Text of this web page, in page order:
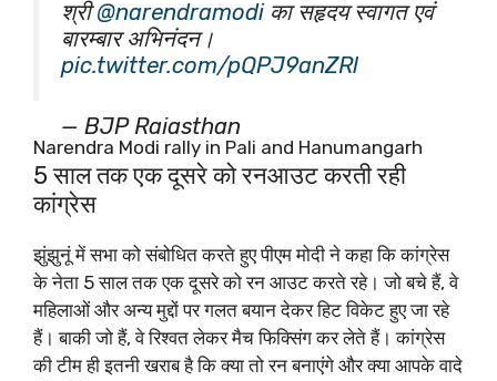
श्री@narendramodiका सहृदय स्वागत एवं
बारम्बार अभिनंदन।
pic.twitter.com/pQPJ9anZRl
— BJP Rajasthan
(@BJP4Rajasthan)November 20,
2023
Narendra Modi rally in Pali and Hanumangarh
5 साल तक एक दूसरे को रनआउट करती रही
कांग्रेस
झुंझुनूं में सभा को संबोधित करते हुए पीएम मोदी ने कहा कि कांग्रेस
के नेता 5 साल तक एक दूसरे को रन आउट करते रहे। जो बचे हैं, वे
महिलाओं और अन्य मुद्दों पर गलत बयान देकर हिट विकेट हुए जा रहे
हैं। बाकी जो हैं, वे रिश्वत लेकर मैच फिक्सिंग कर लेते हैं। कांग्रेस
की टीम ही इतनी खराब है कि क्या तो रन बनाएंगे और क्या आपके वादे